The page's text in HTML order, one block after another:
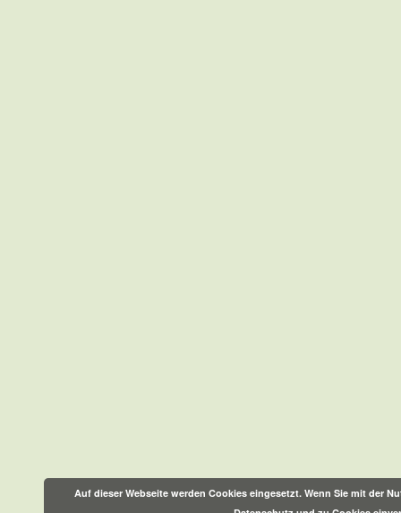
Auf dieser Webseite werden Cookies eingesetzt. Wenn Sie mit der